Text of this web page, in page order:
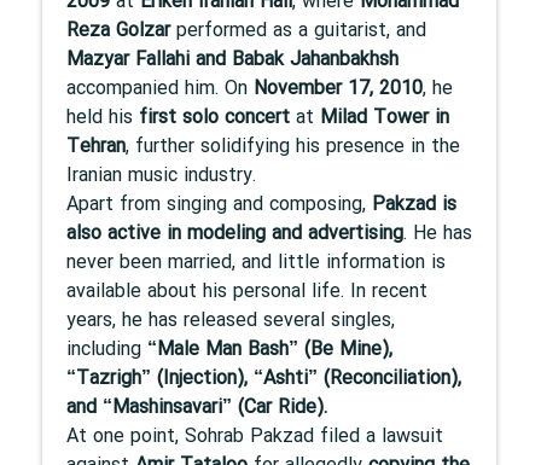
Reza Golzarperformed as a guitarist, and
Mazyar Fallahi and Babak Jahanbakhsh
accompanied him. On November 17, 2010, he
held his first solo concertat Milad Tower in
Tehran, further solidifying his presence in the
Iranian music industry.
Apart from singing and composing, Pakzad is
also active in modeling and advertising. He has
never been married, and little information is
available about his personal life. In recent
years, he has released several singles,
including “Male Man Bash” (Be Mine),
“Tazrigh” (Injection), “Ashti” (Reconciliation),
and “Mashinsavari” (Car Ride).
At one point, Sohrab Pakzad filed a lawsuit